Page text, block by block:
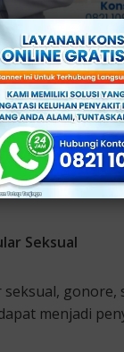
di picu oleh
dan
peradangan
Seksual
gonore,
menjadi